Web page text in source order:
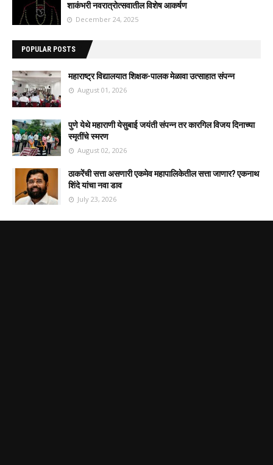
शाकंभरी नवरात्रोत्सवातील विशेष आकर्षण
December 24, 2025
POPULAR POSTS
महाराष्ट्र विद्यालयात शिक्षक-पालक मेळावा उत्साहात संपन्न
August 01, 2026
पुणे येथे महाराणी येसुबाई जयंती संपन्न तर कारगिल विजय दिनाच्या
स्मृतींचे स्मरण
August 02, 2026
ठाकरेंची सत्ता असणारी एकमेव महापालिकेतील सत्ता जाणार? एकनाथ
शिंदे यांचा नवा डाव
July 23, 2026